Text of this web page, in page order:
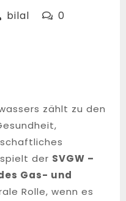
bilal bilal 0
zählt zu den
der SVGW –
Gas- und
Rolle, wenn es